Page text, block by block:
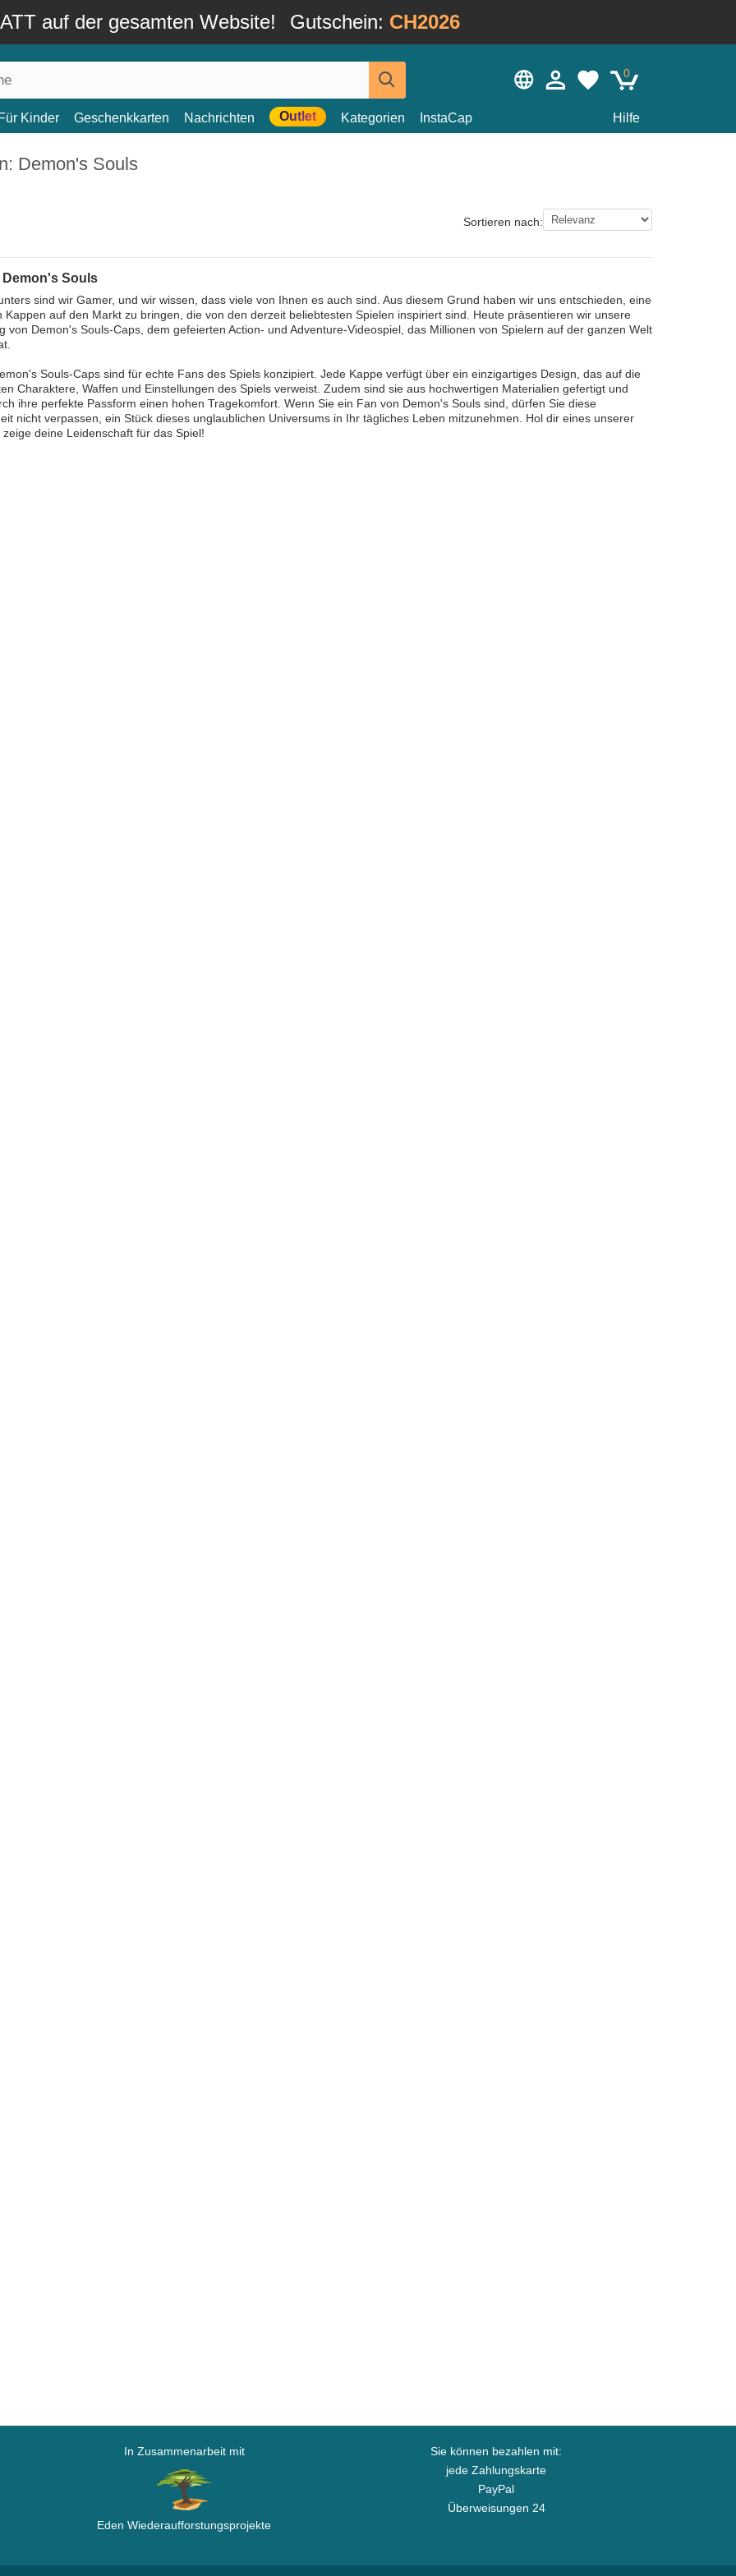
auf der gesamten Website! Gutschein: CH2026
0
Für Kinder Geschenkkarten Nachrichten Outlet Kategorien InstaCap Hilfe
Demon's Souls
Sortieren nach:
Demon's Souls
sind wir Gamer, und wir wissen, dass viele von Ihnen es auch sind. Aus diesem Grund haben wir uns entschieden, eine
Kappen auf den Markt zu bringen, die von den derzeit beliebtesten Spielen inspiriert sind. Heute präsentieren wir unsere
von Demon's Souls-Caps, dem gefeierten Action- und Adventure-Videospiel, das Millionen von Spielern auf der ganzen Welt
Souls-Caps sind für echte Fans des Spiels konzipiert. Jede Kappe verfügt über ein einzigartiges Design, das auf die
Charaktere, Waffen und Einstellungen des Spiels verweist. Zudem sind sie aus hochwertigen Materialien gefertigt und
ihre perfekte Passform einen hohen Tragekomfort. Wenn Sie ein Fan von Demon's Souls sind, dürfen Sie diese
nicht verpassen, ein Stück dieses unglaublichen Universums in Ihr tägliches Leben mitzunehmen. Hol dir eines unserer
deine Leidenschaft für das Spiel!
In Zusammenarbeit mit
Eden Wiederaufforstungsprojekte
Sie können bezahlen mit:
jede Zahlungskarte
PayPal
Überweisungen 24